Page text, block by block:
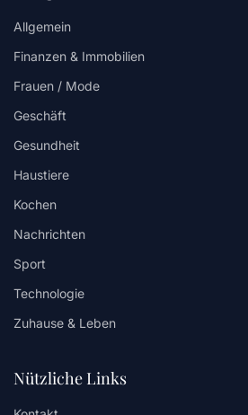
Allgemein
Finanzen & Immobilien
Frauen / Mode
Geschäft
Gesundheit
Haustiere
Kochen
Nachrichten
Sport
Technologie
Zuhause & Leben
Nützliche Links